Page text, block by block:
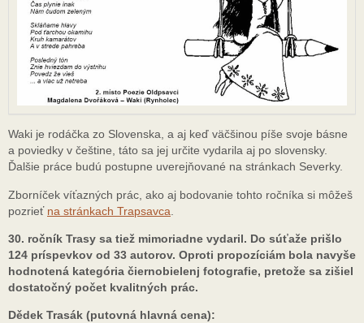
Waki je rodáčka zo Slovenska, a aj keď väčšinou píše svoje básne
a poviedky v češtine, táto sa jej určite vydarila aj po slovensky.
Ďalšie práce budú postupne uverejňované na stránkach Severky.
Zborníček víťazných prác, ako aj bodovanie tohto ročníka si môžeš
pozrieť na stránkach Trapsavca
30. ročník Trasy sa tiež mimoriadne vydaril. Do súťaže prišlo
124 príspevkov od 33 autorov. Oproti propozíciám bola navyše
hodnotená kategória čiernobielenj fotografie, pretože sa zišiel
dostatočný počet kvalitných prác.
Dědek Trasák (putovná hlavná cena):